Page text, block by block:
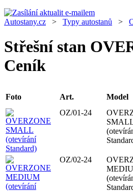
Autostany.cz > Typy autostanů >
Střešní stan
Ceník
Foto Art. Model
OZ/01-24
OZ/02-24